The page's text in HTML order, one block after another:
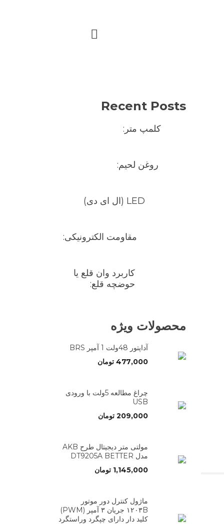
Recent Posts
کلمپ متر:
روغن لحیم:
LED (ال ای دی)
مقاومت الکترونیکی:
کاربرد وان قلع یا
حوضچه قلع:
محصولات ویژه
آداپتور 48ولت 1 آمپر BRS
477,000 تومان
چراغ مطالعه 5ولت با ورودی
USB
209,000 تومان
مولتی متر دیجیتال طرح AKB
مدل DT9205A BETTER
1,145,000 تومان
ماژول کنترل دور موتور
۱۲۰۳B جریان ۳ آمپر (PWM)
کلید دار دارای چپگرد وراستگرد